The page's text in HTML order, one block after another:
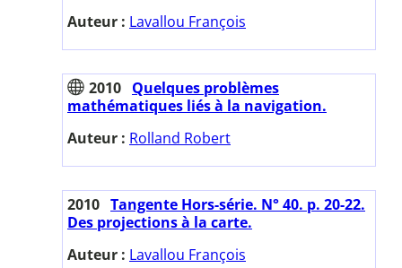
Auteur : Lavallou François
2010 Quelques problèmes
mathématiques liés à la navigation.
Auteur : Rolland Robert
2010 Tangente Hors-série. N° 40. p. 20-22.
Des projections à la carte.
Auteur : Lavallou François